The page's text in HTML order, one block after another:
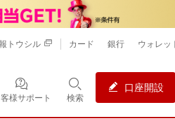
様サポート 検索
口座開設
トウシル カード 銀行 ウォレッ